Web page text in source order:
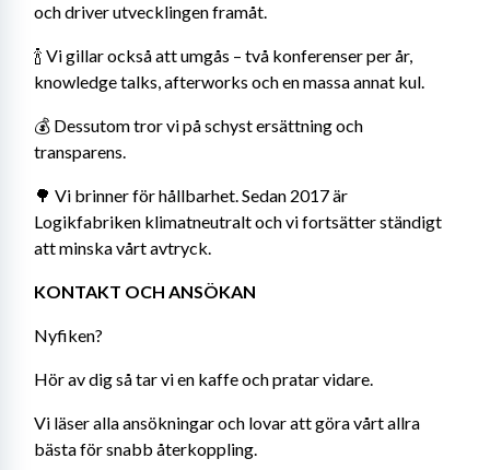
och driver utvecklingen framåt.
🍾 Vi gillar också att umgås – två konferenser per år,
knowledge talks, afterworks och en massa annat kul.
💰 Dessutom tror vi på schyst ersättning och
transparens.
🌳 Vi brinner för hållbarhet. Sedan 2017 är
Logikfabriken klimatneutralt och vi fortsätter ständigt
att minska vårt avtryck.
KONTAKT OCH ANSÖKAN
Nyfiken?
Hör av dig så tar vi en kaffe och pratar vidare.
Vi läser alla ansökningar och lovar att göra vårt allra
bästa för snabb återkoppling.